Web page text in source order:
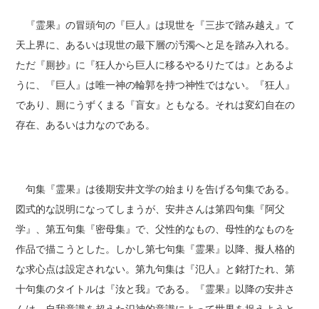
『霊果』の冒頭句の『巨人』は現世を『三歩で踏み越え』て
天上界に、あるいは現世の最下層の汚濁へと足を踏み入れる。
ただ『厠抄』に『狂人から巨人に移るやるりたては』とあるよ
うに、『巨人』は唯一神の輪郭を持つ神性ではない。『狂人』
であり、厠にうずくまる『盲女』ともなる。それは変幻自在の
存在、あるいは力なのである。
句集『霊果』は後期安井文学の始まりを告げる句集である。
図式的な説明になってしまうが、安井さんは第四句集『阿父
学』、第五句集『密母集』で、父性的なもの、母性的なものを
作品で描こうとした。しかし第七句集『霊果』以降、擬人格的
な求心点は設定されない。第九句集は『氾人』と銘打たれ、第
十句集のタイトルは『汝と我』である。『霊果』以降の安井さ